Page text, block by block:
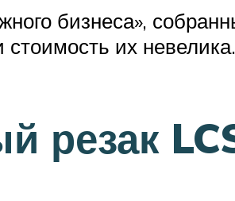
бизнеса»,
их
резак